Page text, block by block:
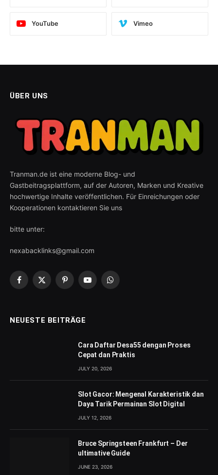
YouTube Vimeo
ÜBER UNS
Tranman.de ist eine moderne Blog- und
Gastbeitragsplattform, auf der Autoren, Marken und Kreative
hochwertige Inhalte veröffentlichen. Für Einreichungen oder
Kooperationen kontaktieren Sie uns
bitte unter:
nexabacklinks@gmail.com
Facebook
X
PinterestYouTubeWhatsApp
NEUESTE BEITRÄGE
Cara Daftar Desa55 dengan Proses
Cepat dan Praktis
JULY 20, 2026
Slot Gacor: Mengenal Karakteristik dan
Daya Tarik Permainan Slot Digital
JULY 12, 2026
Bruce Springsteen Frankfurt – Der
ultimative Guide
JUNE 23, 2026